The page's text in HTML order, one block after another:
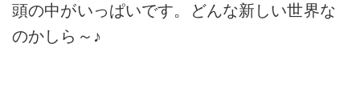
頭の中がいっぱいです。どんな新しい世界な
のかしら～♪